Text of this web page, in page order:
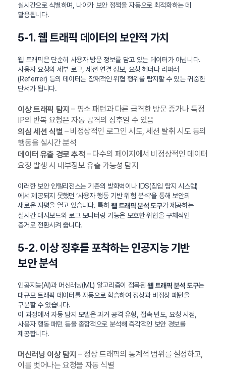
실시간으로 식별하며, 나아가 보안 정책을 자동으로 최적화하는 데
활용됩니다.
5-1. 웹 트래픽 데이터의 보안적 가치
웹 트래픽은 단순히 사용자 방문 정보를 담고 있는 데이터가 아닙니다.
사용자 요청의 세부 로그, 세션 연결 정보, 요청 헤더나 리퍼러
(Referrer) 등의 데이터는 잠재적인 위협 행위를 탐지할 수 있는 귀중한
단서가 됩니다.
이상 트래픽 탐지 – 평소 패턴과 다른 급격한 방문 증가나 특정
IP의 반복 요청은 자동 공격의 징후일 수 있음
의심 세션 식별 – 비정상적인 로그인 시도, 세션 탈취 시도 등의
행동을 실시간 분석
데이터 유출 경로 추적 – 다수의 페이지에서 비정상적인 데이터
요청 발생 시 내부정보 유출 가능성 탐지
이러한 보안 인텔리전스는 기존의 방화벽이나 IDS(침입 탐지 시스템)
에서 제공되지 못했던 ‘사용자 행동 기반 위험 분석’을 통해 보안의
새로운 지평을 열고 있습니다. 특히웹 트래픽 분석 도구가 제공하는
실시간 대시보드와 로그 모니터링 기능은 모호한 위협을 구체적인
증거로 전환시켜 줍니다.
5-2. 이상 징후를 포착하는 인공지능 기반
보안 분석
인공지능(AI)과 머신러닝(ML) 알고리즘이 접목된웹 트래픽 분석 도구는
대규모 트래픽 데이터를 자동으로 학습하여 정상과 비정상 패턴을
구분할 수 있습니다.
이 과정에서 자동 탐지 모델은 과거 공격 유형, 접속 빈도, 요청 시점,
사용자 행동 패턴 등을 종합적으로 분석해 즉각적인 보안 경보를
제공합니다.
머신러닝 이상 탐지 – 정상 트래픽의 통계적 범위를 설정하고,
이를 벗어나는 요청을 자동 식별